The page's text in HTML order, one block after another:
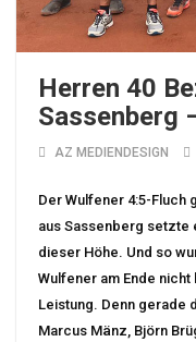
Herren 40
Sassenberg
AZ MEDIENDESIGN
Der Wulfener 4:5-Fluch
aus Sassenberg
dieser Höhe. Und so
Wulfener am Ende
Leistung. Denn gerade
Marcus Mänz, Björn